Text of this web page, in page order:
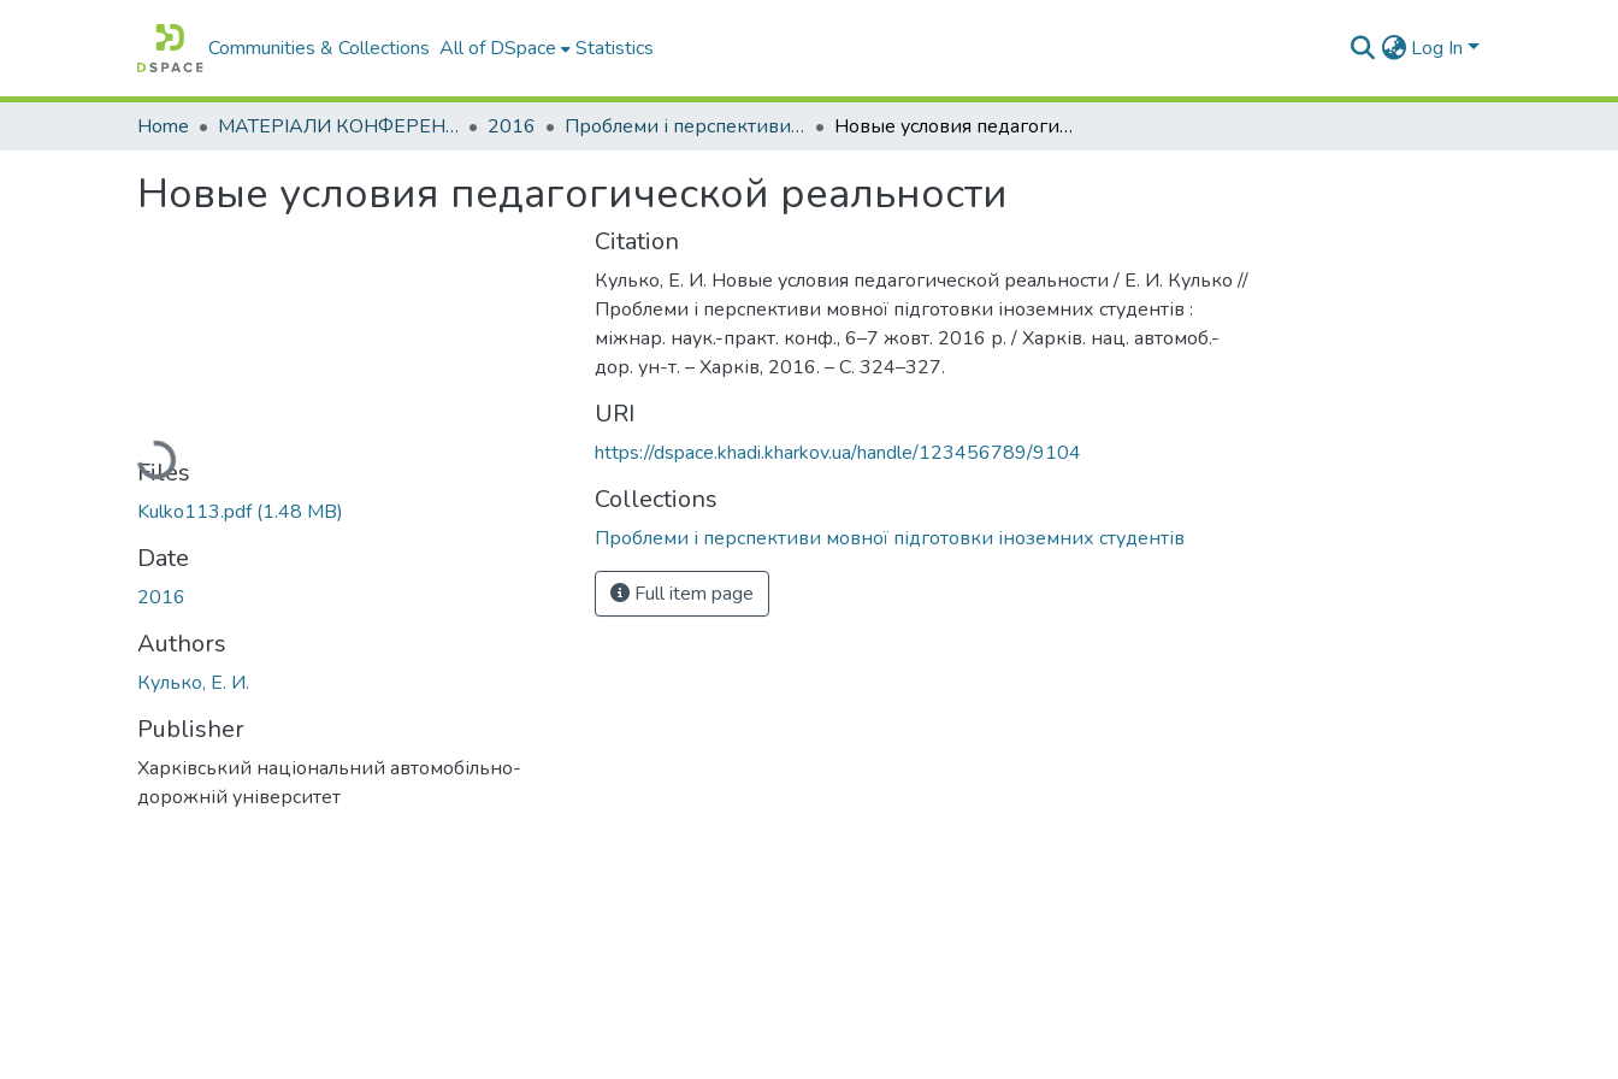
Communities & Collections All of DSpace Statistics Log In
Home МАТЕРІАЛИ КОНФЕРЕНЦІЙ 2016 Проблеми і перспективи мовної підготовки іноземних студентів Новые условия педагогической реальности
Новые условия педагогической реальности
Loading...
Files
Kulko113.pdf(1.48 MB)
Date
2016
Authors
Кулько, Е. И.
Publisher
Харківський національний автомобільно-
дорожній університет
Citation
Кулько, Е. И. Новые условия педагогической реальности / Е. И. Кулько //
Проблеми і перспективи мовної підготовки іноземних студентів :
міжнар. наук.-практ. конф., 6–7 жовт. 2016 р. / Харків. нац. автомоб.-
дор. ун-т. – Харків, 2016. – С. 324–327.
URI
https://dspace.khadi.kharkov.ua/handle/123456789/9104
Collections
Проблеми і перспективи мовної підготовки іноземних студентів
Full item page